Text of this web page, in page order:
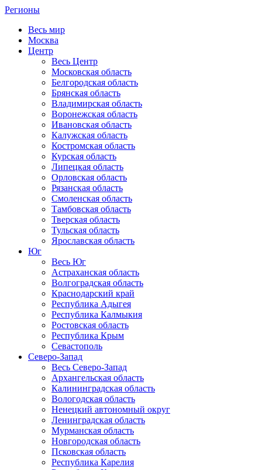
Регионы
Весь мир
Москва
Центр
Весь Центр
Московская область
Белгородская область
Брянская область
Владимирская область
Воронежская область
Ивановская область
Калужская область
Костромская область
Курская область
Липецкая область
Орловская область
Рязанская область
Смоленская область
Тамбовская область
Тверская область
Тульская область
Ярославская область
Юг
Весь Юг
Астраханская область
Волгоградская область
Краснодарский край
Республика Адыгея
Республика Калмыкия
Ростовская область
Республика Крым
Севастополь
Северо-Запад
Весь Северо-Запад
Архангельская область
Калининградская область
Вологодская область
Ненецкий автономный округ
Ленинградская область
Мурманская область
Новгородская область
Псковская область
Республика Карелия